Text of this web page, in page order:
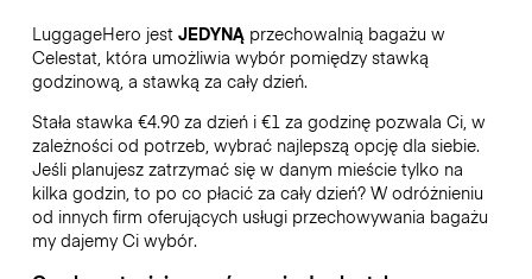
LuggageHero jest JEDYNĄprzechowalnią bagażu w
Celestat, która umożliwia wybór pomiędzy stawką
godzinową, a stawką za cały dzień.
Stała stawka €4.90 za dzień i €1 za godzinę pozwala Ci, w
zależności od potrzeb, wybrać najlepszą opcję dla siebie.
Jeśli planujesz zatrzymać się w danym mieście tylko na
kilka godzin, to po co płacić za cały dzień? W odróżnieniu
od innych firm oferujących usługi przechowywania bagażu
my dajemy Ci wybór.